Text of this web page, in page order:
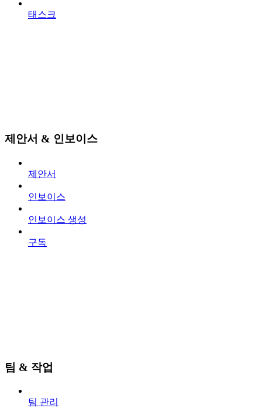
태스크
제안서 & 인보이스
제안서
인보이스
인보이스 생성
구독
팀 & 작업
팀 관리